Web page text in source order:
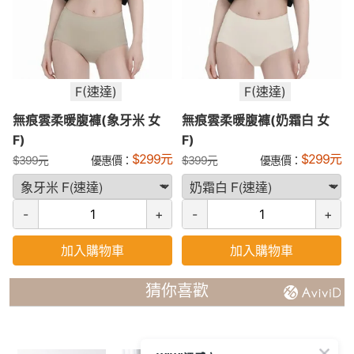
F(速達)
無痕雲柔暖腹褲(象牙米 女
F)
$399元 優惠價： $299元
- +
加入購物車
F(速達)
無痕雲柔暖腹褲(奶霜白 女
F)
$399元 優惠價： $299元
- +
加入購物車
猜你喜歡